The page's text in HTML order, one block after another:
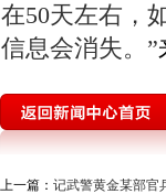
在50天左右，
信息会消失。”
上一篇： 记武警黄金某部官